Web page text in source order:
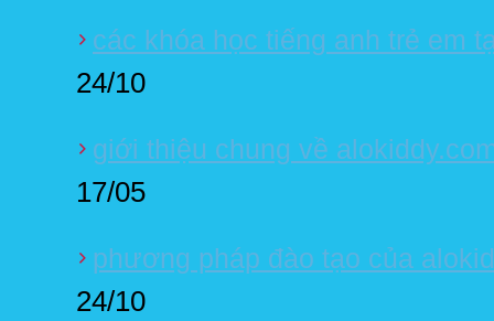
các khóa học tiếng anh trẻ em
24/10
giới thiệu chung về
17/05
phương pháp đào tạo của
24/10